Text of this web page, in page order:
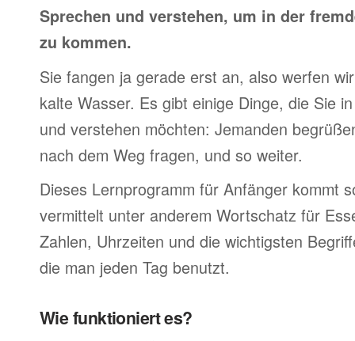
Sprechen und verstehen, um in der
zu kommen.
Sie fangen ja gerade erst an, also werfen
kalte Wasser. Es gibt einige Dinge, die Sie
und verstehen möchten: Jemanden
nach dem Weg fragen, und so weiter.
Dieses Lernprogramm für Anfänger kommt
vermittelt unter anderem Wortschatz für
Zahlen, Uhrzeiten und die wichtigsten
die man jeden Tag benutzt.
Wie funktioniert es?